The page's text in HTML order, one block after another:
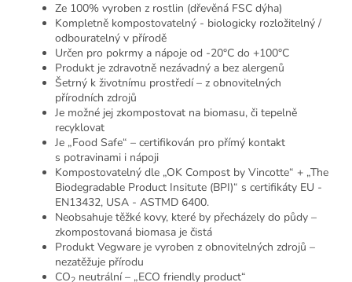
Ze 100% vyroben z rostlin (dřevěná FSC dýha)
Kompletně kompostovatelný - biologicky rozložitelný /
odbouratelný v přírodě
Určen pro pokrmy a nápoje od -20°C do +100°C
Produkt je zdravotně nezávadný a bez alergenů
Šetrný k životnímu prostředí – z obnovitelných
přírodních zdrojů
Je možné jej zkompostovat na biomasu, či tepelně
recyklovat
Je „Food Safe“ – certifikován pro přímý kontakt
s potravinami i nápoji
Kompostovatelný dle „OK Compost by Vincotte“ + „The
Biodegradable Product Insitute (BPI)“ s certifikáty EU -
EN13432, USA - ASTMD 6400.
Neobsahuje těžké kovy, které by přecházely do půdy –
zkompostovaná biomasa je čistá
Produkt Vegware je vyroben z obnovitelných zdrojů –
nezatěžuje přírodu
CO
neutrální – „ECO friendly product“